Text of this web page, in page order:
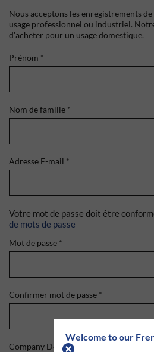
Welcome to our
Nous acceptons les enregistrements
usage professionnel ou industriel.
d'acheter pour un usage domestique.
Prénom *
Nom de famille *
Adresse E-mail *
Votre mot de passe doit être
de mots de passe
Mot de passe *
Confirmer mot de passe *
Company Domain